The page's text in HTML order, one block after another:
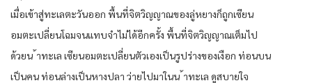
เมื่อเข้าสู่ทะเลตะวันออก พื้นที่จิตวิญญาณของลู่หยางก็ถูกเซียน
อมตะเปลี่ยนโฉมจนแทบจำไม่ได้อีกครั้ง พื้นที่จิตวิญญาณเต็มไป
ด้วยน ้าทะเล เซียนอมตะเปลี่ยนตัวเองเป็นรูปร่างของเงือก ท่อนบน
เป็นคน ท่อนล่างเป็นหางปลา ว่ายไปมาในน ้าทะเล ดูสบายใจ